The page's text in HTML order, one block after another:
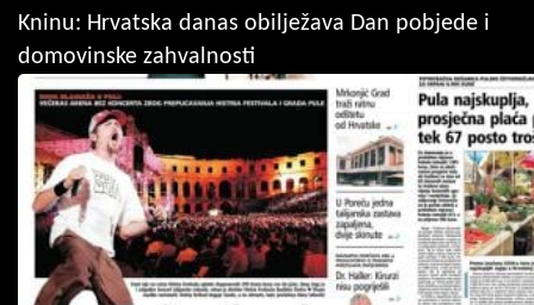
Kninu: Hrvatska danas obilježava Dan pobjede i
domovinske zahvalnosti